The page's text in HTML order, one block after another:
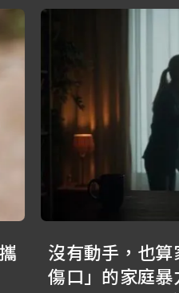
？那些「看不見
正椈律師、張子